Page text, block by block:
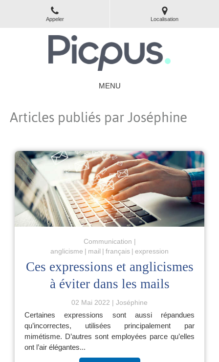
Appeler Localisation
MENU
Articles publiés par Joséphine
Communication
anglicisme
mail français expression
Ces expressions et anglicismes
à éviter dans les mails
02 Mai 2022 Joséphine
Certaines expressions sont aussi répandues
qu’incorrectes, utilisées principalement par
mimétisme. D’autres sont employées parce qu’elles
ont l’air élégantes...